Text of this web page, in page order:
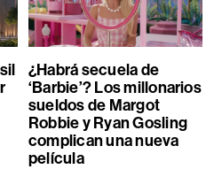
¿Habrá secuela de
‘Barbie’? Los millonarios
sueldos de Margot
Robbie y Ryan Gosling
complican una nueva
película